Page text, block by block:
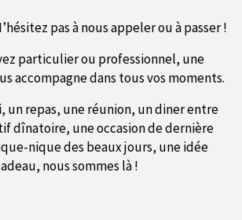
pas à nous appeler ou à passer !
particulier ou professionnel, une
accompagne dans tous vos moments.
un repas, une réunion, un diner entre
dînatoire, une occasion de dernière
nique des beaux jours, une idée
nous sommes là !